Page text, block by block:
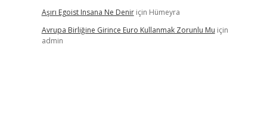
Aşırı Egoist Insana Ne Deniriçin Hümeyra
Avrupa Birliğine Girince Euro Kullanmak Zorunlu Mu için
admin